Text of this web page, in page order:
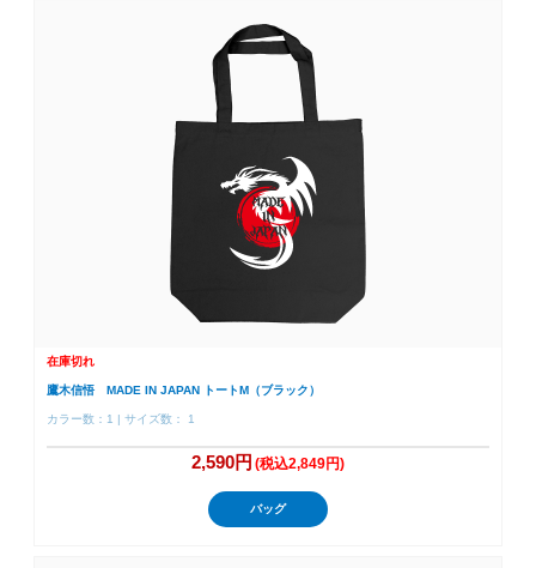
在庫切れ
鷹木信悟 MADE IN JAPAN トートM（ブラック）
カラー数：1 | サイズ数： 1
2,590円 (税込2,849円)
バッグ